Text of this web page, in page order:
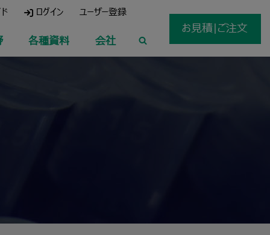
ログイン ユーザー登録
各種資料 会社
お見積|ご注文